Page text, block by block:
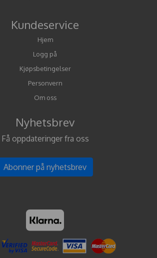
Kundeservice
Hjem
Logg på
Kjøpsbetingelser
Personvern
Om oss
Nyhetsbrev
Få oppdateringer fra oss
Abonner på nyhetsbrev